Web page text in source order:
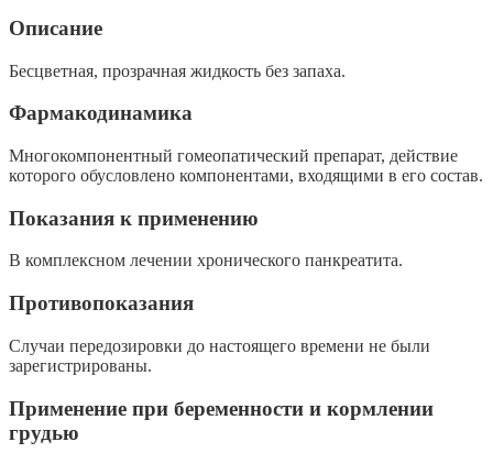
Описание
Бесцветная, прозрачная жидкость без запаха.
Фармакодинамика
Многокомпонентный гомеопатический препарат, действие
которого обусловлено компонентами, входящими в его состав.
Показания к применению
В комплексном лечении хронического панкреатита.
Противопоказания
Случаи передозировки до настоящего времени не были
зарегистрированы.
Применение при беременности и кормлении
грудью